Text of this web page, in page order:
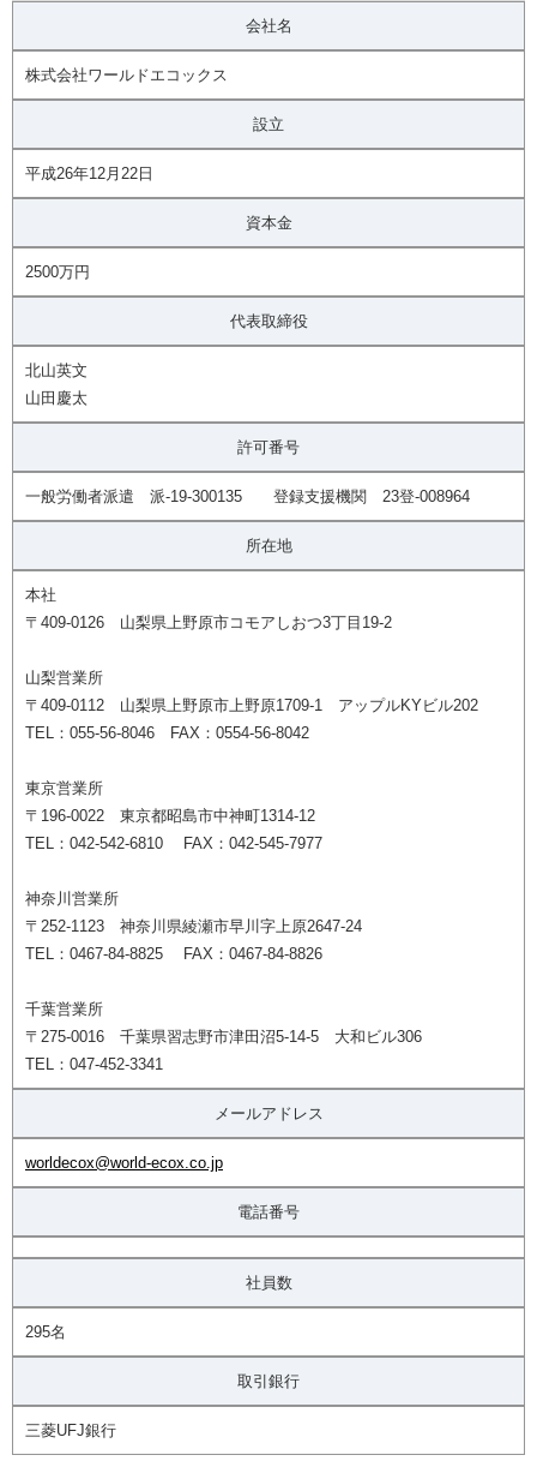
会社名
株式会社ワールドエコックス
設立
平成26年12月22日
資本金
2500万円
代表取締役
北山英文
山田慶太
許可番号
一般労働者派遣 派-19-300135 登録支援機関 23登-008964
所在地
本社
〒409-0126 山梨県上野原市コモアしおつ3丁目19-2
山梨営業所
〒409-0112 山梨県上野原市上野原1709-1 アップルKYビル202
TEL：055-56-8046 FAX：0554-56-8042
東京営業所
〒196-0022 東京都昭島市中神町1314-12
TEL：042-542-6810 FAX：042-545-7977
神奈川営業所
〒252-1123 神奈川県綾瀬市早川字上原2647-24
TEL：0467-84-8825 FAX：0467-84-8826
千葉営業所
〒275-0016 千葉県習志野市津田沼5-14-5 大和ビル306
TEL：047-452-3341
メールアドレス
worldecox@world-ecox.co.jp
電話番号
社員数
295名
取引銀行
三菱UFJ銀行